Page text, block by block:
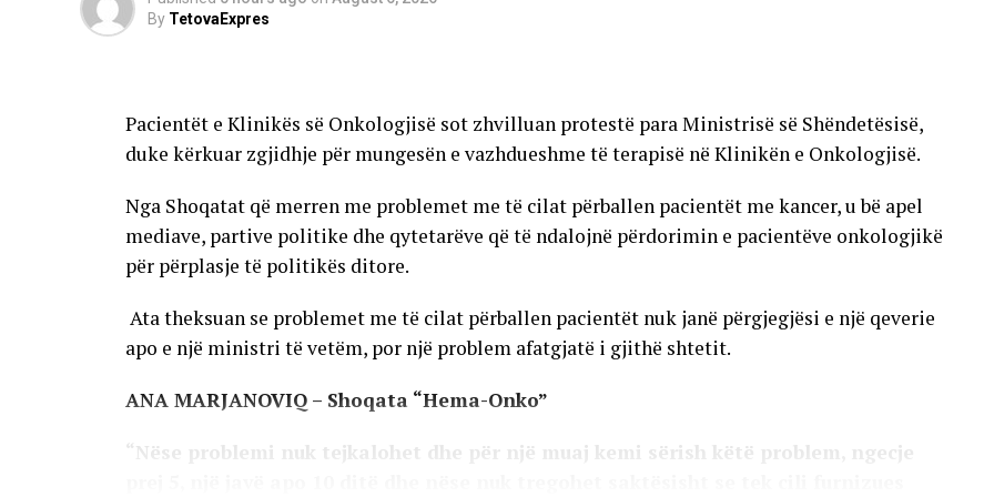
By TetovaExpres
Pacientët e Klinikës së Onkologjisë sot zhvilluan protestë para Ministrisë së Shëndetësisë,
duke kërkuar zgjidhje për mungesën e vazhdueshme të terapisë në Klinikën e Onkologjisë.
Nga Shoqatat që merren me problemet me të cilat përballen pacientët me kancer, u bë apel
mediave, partive politike dhe qytetarëve që të ndalojnë përdorimin e pacientëve onkologjikë
për përplasje të politikës ditore.
Ata theksuan se problemet me të cilat përballen pacientët nuk janë përgjegjësi e një qeverie
apo e një ministri të vetëm, por një problem afatgjatë i gjithë shtetit.
ANA MARJANOVIQ – Shoqata “Hema-Onko”
“Nëse problemi nuk tejkalohet dhe për një muaj kemi sërish këtë problem, ngecje